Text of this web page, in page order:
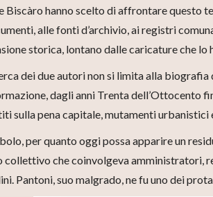
Biscàro hanno scelto di affrontare questo
alle fonti d’archivio, ai registri
storica, lontano dalle caricature che lo
dei due autori non si limita alla
dagli anni Trenta dell’Ottocento
sulla pena capitale, mutamenti urbanistici
per quanto oggi possa apparire un
collettivo che coinvolgeva amministratori,
Pantoni, suo malgrado, ne fu uno dei